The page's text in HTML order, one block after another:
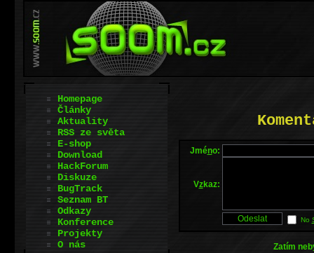
Jméno:
Vzkaz:
No
Zatím
Homepage
Články
Aktuality
RSS ze světa
E-shop
Download
HackForum
Diskuze
BugTrack
Seznam BT
Odkazy
Konference
Projekty
O nás